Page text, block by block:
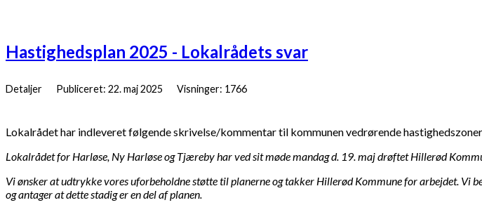
Hastighedsplan 2025 - Lokalrådets svar
Detaljer Publiceret: 22. maj 2025 Visninger: 1766
Lokalrådet har indleveret følgende skrivelse/kommentar til kommunen vedrørende
Lokalrådet for Harløse, Ny Harløse og Tjæreby har ved sit møde mandag d. 19. maj drøftet Hillerød
Vi ønsker at udtrykke vores uforbeholdne støtte til planerne og takker Hillerød Kommune for arbejdet.
og antager at dette stadig er en del af planen.